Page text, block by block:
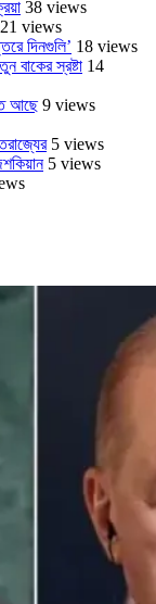
38 views
21 views
দিনগুলি’ 18 views
বাকের স্রষ্টা 14
আছে 9 views
5 views
5 views